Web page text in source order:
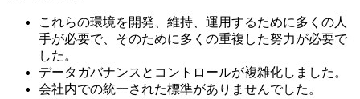
これらの環境を開発、維持、運用するために多くの人
手が必要で、そのために多くの重複した努力が必要で
した。
データガバナンスとコントロールが複雑化しました。
会社内での統一された標準がありませんでした。